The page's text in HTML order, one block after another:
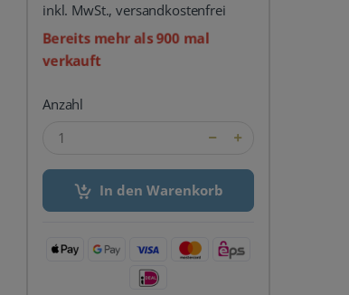
inkl. MwSt., versandkostenfrei
Bereits mehr als 900 mal
verkauft
Anzahl
In den Warenkorb